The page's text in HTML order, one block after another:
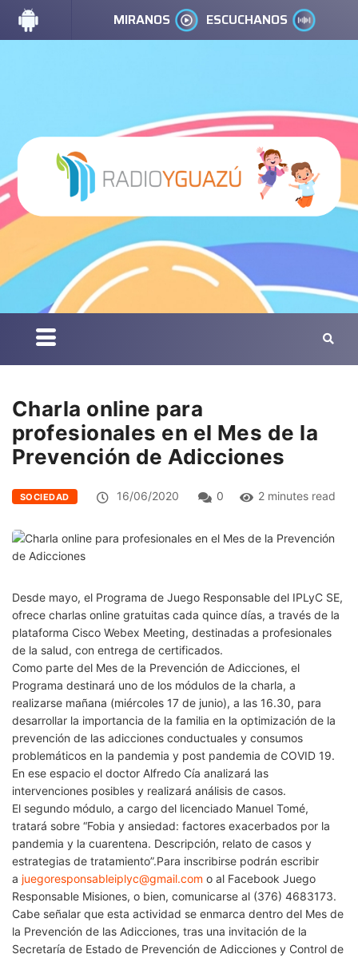
MIRANOS ESCUCHANOS
Charla online para
profesionales en el Mes de la
Prevención de Adicciones
SOCIEDAD 16/06/2020 0 2 minutes read
Desde mayo, el Programa de Juego Responsable del IPLyC SE,
ofrece charlas online gratuitas cada quince días, a través de la
plataforma Cisco Webex Meeting, destinadas a profesionales
de la salud, con entrega de certificados.
Como parte del Mes de la Prevención de Adicciones, el
Programa destinará uno de los módulos de la charla, a
realizarse mañana (miércoles 17 de junio), a las 16.30, para
desarrollar la importancia de la familia en la optimización de la
prevención de las adicciones conductuales y consumos
problemáticos en la pandemia y post pandemia de COVID 19.
En ese espacio el doctor Alfredo Cía analizará las
intervenciones posibles y realizará análisis de casos.
El segundo módulo, a cargo del licenciado Manuel Tomé,
tratará sobre “Fobia y ansiedad: factores exacerbados por la
pandemia y la cuarentena. Descripción, relato de casos y
estrategias de tratamiento”.Para inscribirse podrán escribir
a juegoresponsableiplyc@gmail.com o al Facebook Juego
Responsable Misiones, o bien, comunicarse al (376) 4683173.
Cabe señalar que esta actividad se enmarca dentro del Mes de
la Prevención de las Adicciones, tras una invitación de la
Secretaría de Estado de Prevención de Adicciones y Control de